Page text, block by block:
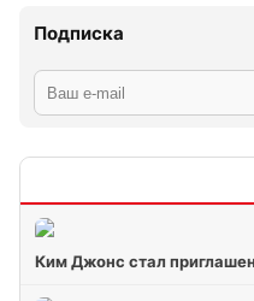
Подписка
Ким Джонс стал